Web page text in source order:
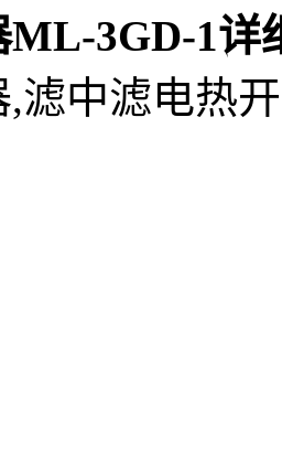
ML-3GD-1详
,滤中滤电热